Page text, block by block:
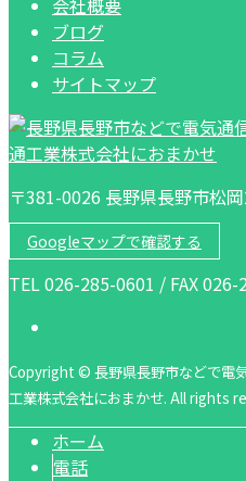
ブログ
コラム
サイトマップ
〒381-0026 長野県長野市松
Googleマップで確認する
TEL 026-285-0601 / FAX 026-
Copyright © 長野県長野市などで電
工業株式会社におまかせ. All rights
ホーム
電話